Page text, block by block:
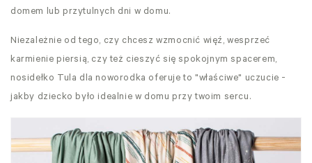
domem lub przytulnych dni w domu.
Niezależnie od tego, czy chcesz wzmocnić więź, wesprzeć
karmienie piersią, czy też cieszyć się spokojnym spacerem,
nosidełko Tula dla noworodka oferuje to "właściwe" uczucie -
jakby dziecko było idealnie w domu przy twoim sercu.